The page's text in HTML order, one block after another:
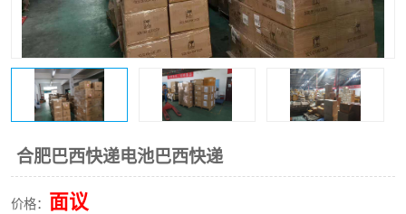
合肥巴西快递电池巴西快递
价格： 面议
新能源电池出口物流